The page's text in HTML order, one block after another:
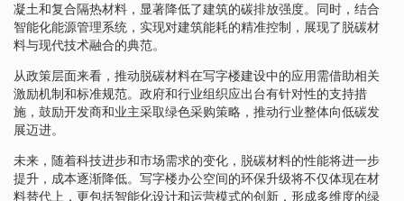
凝土和复合隔热材料，显著降低了建筑的碳排放强度。同时，结合
智能化能源管理系统，实现对建筑能耗的精准控制，展现了脱碳材
料与现代技术融合的典范。
从政策层面来看，推动脱碳材料在写字楼建设中的应用需借助相关
激励机制和标准规范。政府和行业组织应出台有针对性的支持措
施，鼓励开发商和业主采取绿色采购策略，推动行业整体向低碳发
展迈进。
未来，随着科技进步和市场需求的变化，脱碳材料的性能将进一步
提升，成本逐渐降低。写字楼办公空间的环保升级将不仅体现在材
料替代上，更包括智能化设计和运营模式的创新，形成多维度的绿